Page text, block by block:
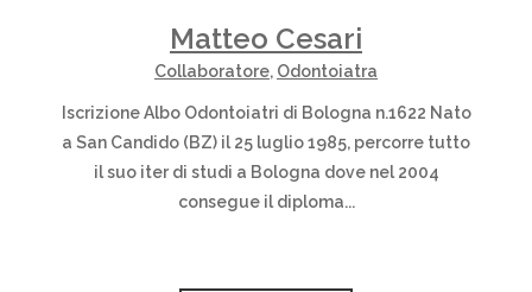
Matteo Cesari
Collaboratore, Odontoiatra
Iscrizione Albo Odontoiatri di Bologna n.1622 Nato
a San Candido (BZ) il 25 luglio 1985, percorre tutto
il suo iter di studi a Bologna dove nel 2004
consegue il diploma...